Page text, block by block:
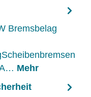
Bremsbelag
Mehr